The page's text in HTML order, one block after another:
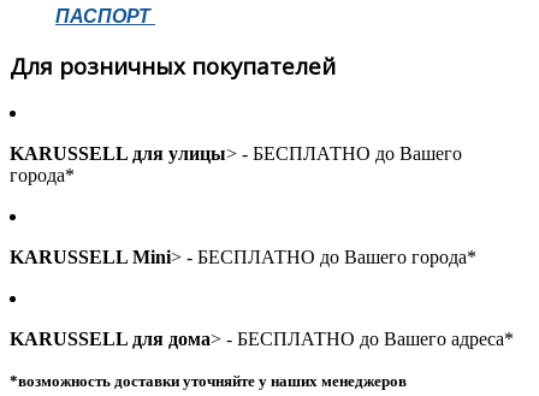
ПАСПОРТ
Для розничных покупателей
KARUSSELL для улицы> - БЕСПЛАТНО до Вашего
города*
KARUSSELL Mini> - БЕСПЛАТНО до Вашего города*
KARUSSELL для дома> - БЕСПЛАТНО до Вашего адреса*
*возможность доставки уточняйте у наших менеджеров